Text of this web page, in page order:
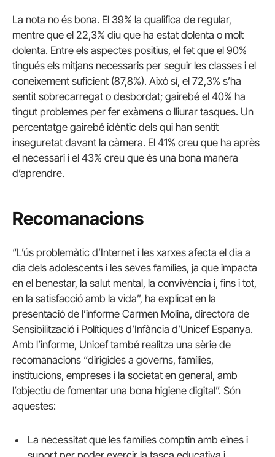
La nota no és bona. El 39% la qualifica de regular,
mentre que el 22,3% diu que ha estat dolenta o molt
dolenta. Entre els aspectes positius, el fet que el 90%
tingués els mitjans necessaris per seguir les classes i el
coneixement suficient (87,8%). Això sí, el 72,3% s’ha
sentit sobrecarregat o desbordat; gairebé el 40% ha
tingut problemes per fer exàmens o lliurar tasques. Un
percentatge gairebé idèntic dels qui han sentit
inseguretat davant la càmera. El 41% creu que ha après
el necessari i el 43% creu que és una bona manera
d’aprendre.
Recomanacions
“L’ús problemàtic d’Internet i les xarxes afecta el dia a
dia dels adolescents i les seves famílies, ja que impacta
en el benestar, la salut mental, la convivència i, fins i tot,
en la satisfacció amb la vida”, ha explicat en la
presentació de l’informe Carmen Molina, directora de
Sensibilització i Polítiques d’Infància d’Unicef Espanya.
Amb l’informe, Unicef també realitza una sèrie de
recomanacions “dirigides a governs, famílies,
institucions, empreses i la societat en general, amb
l’objectiu de fomentar una bona higiene digital”. Són
aquestes:
La necessitat que les famílies comptin amb eines i